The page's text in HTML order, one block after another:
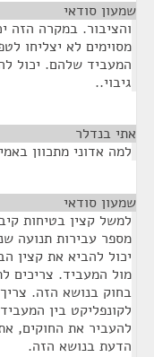
שמעון סודאי
והציבור. במקרה הזה
מסוימים לא יצליחו
המעביד שלהם. יכול
גיבוי..
אתי בנדלר
למה אדוני מתכוון
שמעון סודאי
למשל קצין בטיחות
מספר עבירות תנועה
יכול להביא את קצין
מול המעביד. צריכים
בחוק בנושא הזה.
לקונפליקט בין
להעביר את החוקים,
הדעת בנושא הזה.